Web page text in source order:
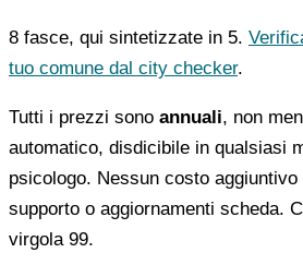
8 fasce, qui sintetizzate in 5.
tuo comune dal city checker.
Tutti i prezzi sono annuali, non
automatico, disdicibile in qualsiasi
psicologo. Nessun costo aggiuntivo
supporto o aggiornamenti scheda.
virgola 99.